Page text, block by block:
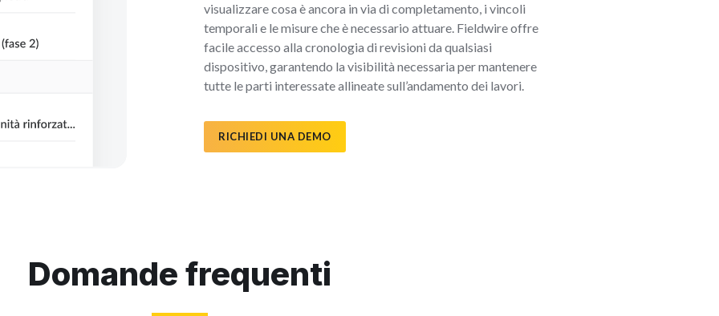
visualizzare cosa è ancora in via di completamento, i vincoli
temporali e le misure che è necessario attuare. Fieldwire offre
facile accesso alla cronologia di revisioni da qualsiasi
dispositivo, garantendo la visibilità necessaria per mantenere
tutte le parti interessate allineate sull’andamento dei lavori.
RICHIEDI UNA DEMO
Domande frequenti